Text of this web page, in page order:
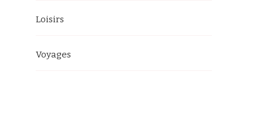
Loisirs
Voyages